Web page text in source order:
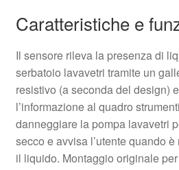
Caratteristiche e
Il sensore rileva la presenza di
serbatoio lavavetri tramite un
resistivo (a seconda del design)
l’informazione al quadro
danneggiare la pompa lavavetri
secco e avvisa l’utente quando
il liquido. Montaggio originale